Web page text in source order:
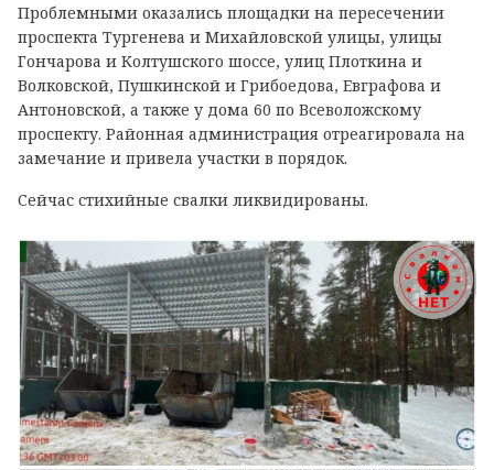
Проблемными оказались площадки на пересечении
проспекта Тургенева и Михайловской улицы, улицы
Гончарова и Колтушского шоссе, улиц Плоткина и
Волковской, Пушкинской и Грибоедова, Евграфова и
Антоновской, а также у дома 60 по Всеволожскому
проспекту. Районная администрация отреагировала на
замечание и привела участки в порядок.
Сейчас стихийные свалки ликвидированы.